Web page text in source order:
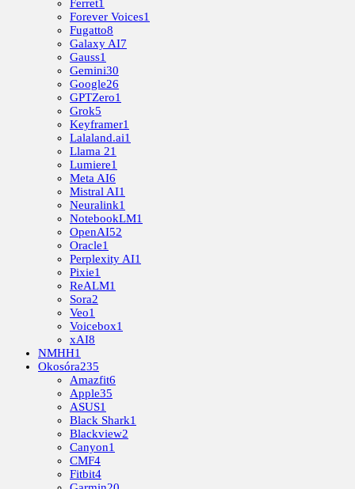
Ferret1
Forever Voices1
Fugatto8
Galaxy AI7
Gauss1
Gemini30
Google26
GPTZero1
Grok5
Keyframer1
Lalaland.ai1
Llama 21
Lumiere1
Meta AI6
Mistral AI1
Neuralink1
NotebookLM1
OpenAI52
Oracle1
Perplexity AI1
Pixie1
ReALM1
Sora2
Veo1
Voicebox1
xAI8
NMHH1
Okosóra235
Amazfit6
Apple35
ASUS1
Black Shark1
Blackview2
Canyon1
CMF4
Fitbit4